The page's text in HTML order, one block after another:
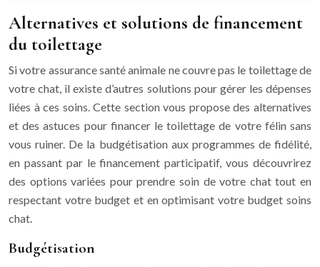
Alternatives et solutions de financement
du toilettage
Si votre assurance santé animale ne couvre pas le toilettage de
votre chat, il existe d’autres solutions pour gérer les dépenses
liées à ces soins. Cette section vous propose des alternatives
et des astuces pour financer le toilettage de votre félin sans
vous ruiner. De la budgétisation aux programmes de fidélité,
en passant par le financement participatif, vous découvrirez
des options variées pour prendre soin de votre chat tout en
respectant votre budget et en optimisant votre budget soins
chat.
Budgétisation